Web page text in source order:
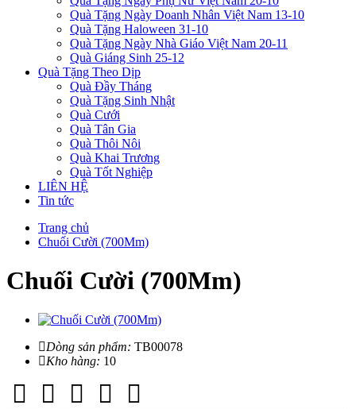
Quà Tặng Ngày Doanh Nhân Việt Nam 13-10
Quà Tặng Haloween 31-10
Quà Tặng Ngày Nhà Giáo Việt Nam 20-11
Quà Giáng Sinh 25-12
Quà Tặng Theo Dịp
Quà Đầy Tháng
Quà Tặng Sinh Nhật
Quà Cưới
Quà Tân Gia
Quà Thôi Nôi
Quà Khai Trương
Quà Tốt Nghiệp
LIÊN HỆ
Tin tức
Trang chủ
Chuối Cười (700Mm)
Chuối Cười (700Mm)
Dòng sản phẩm: TB00078
Kho hàng: 10